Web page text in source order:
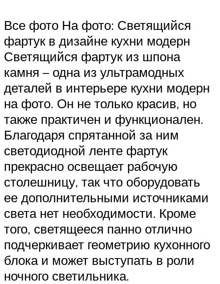
Все фото На фото: Светящийся
фартук в дизайне кухни модерн
Светящийся фартук из шпона
камня – одна из ультрамодных
деталей в интерьере кухни модерн
на фото. Он не только красив, но
также практичен и функционален.
Благодаря спрятанной за ним
светодиодной ленте фартук
прекрасно освещает рабочую
столешницу, так что оборудовать
ее дополнительными источниками
света нет необходимости. Кроме
того, светящееся панно отлично
подчеркивает геометрию кухонного
блока и может выступать в роли
ночного светильника.